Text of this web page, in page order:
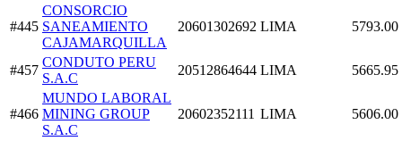
#445
CONSORCIO
SANEAMIENTO
CAJAMARQUILLA
20601302692 LIMA 5793.00
#457
CONDUTO PERU
S.A.C
20512864644 LIMA 5665.95
#466
MUNDO LABORAL
MINING GROUP
S.A.C
20602352111 LIMA 5606.00